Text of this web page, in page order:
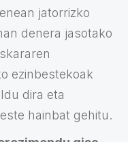
jatorrizko
denera jasotako
ezinbestekoak
dira eta
hainbat gehitu.